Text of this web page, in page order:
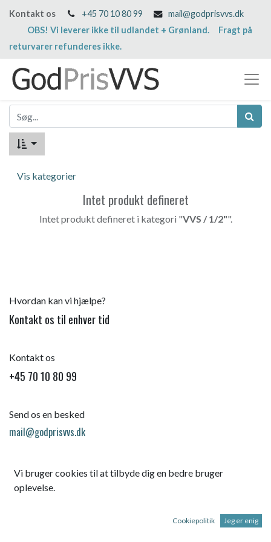
Kontakt os +45 70 10 80 99
mail@godprisvvs.dk
OBS! Vi leverer ikke til udlandet + Grønland. Fragt på
returvarer refunderes ikke.
Vis kategorier
Intet produkt defineret
Intet produkt defineret i kategori "VVS / 1/2"".
Hvordan kan vi hjælpe?
Kontakt os til enhver tid
Kontakt os
+45 70 10 80 99
Send os en besked
mail@godprisvvs.dk
Startside
Vi bruger cookies til at tilbyde dig en bedre bruger
oplevelse.
Cookiepolitik Jeg er enig